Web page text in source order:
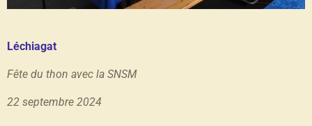
Léchiagat
Fête du thon avec la SNSM
22 septembre 2024